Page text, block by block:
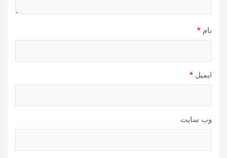
نام *
ایمیل *
وب‌ سایت